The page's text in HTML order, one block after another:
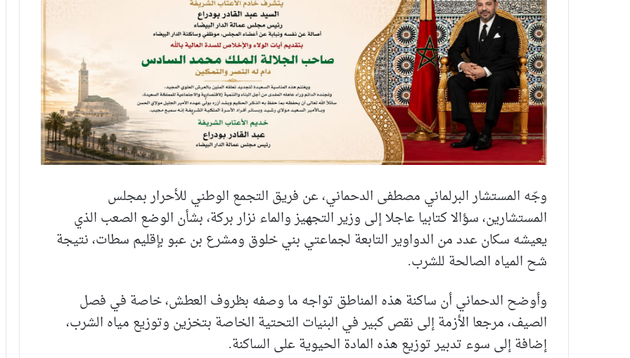
وجّه المستشار البرلماني مصطفى الدحماني، عن فريق التجمع الوطني للأحرار بمجلس
المستشارين، سؤالا كتابيا عاجلا إلى وزير التجهيز والماء نزار بركة، بشأن الوضع الصعب الذي
يعيشه سكان عدد من الدواوير التابعة لجماعتي بني خلوق ومشرع بن عبو بإقليم سطات، نتيجة
شح المياه الصالحة للشرب.
وأوضح الدحماني أن ساكنة هذه المناطق تواجه ما وصفه بظروف العطش، خاصة في فصل
الصيف، مرجعا الأزمة إلى نقص كبير في البنيات التحتية الخاصة بتخزين وتوزيع مياه الشرب،
إضافة إلى سوء تدبير توزيع هذه المادة الحيوية على الساكنة.